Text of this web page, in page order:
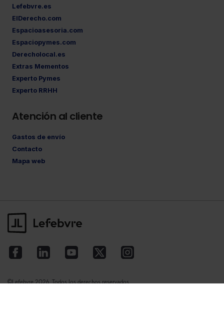
Lefebvre.es
ElDerecho.com
Espacioasesoria.com
Espaciopymes.com
Derecholocal.es
Extras Mementos
Experto Pymes
Experto RRHH
Atención al cliente
Gastos de envío
Contacto
Mapa web
©Lefebvre2026. Todos los derechos reservados.